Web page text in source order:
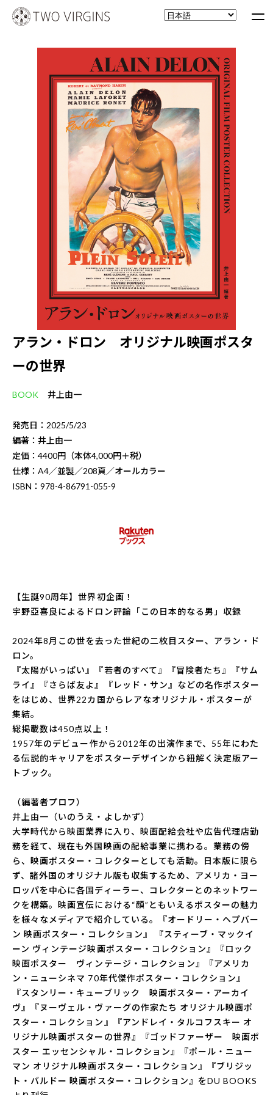
アラン・ドロン オリジナル映画ポスタ
ーの世界
BOOK 井上由一
発売日：2025/5/23
編著：井上由一
定価：4400円（本体4,000円＋税）
仕様：A4／並製／208頁／オールカラー
ISBN：978-4-86791-055-9
【生誕90周年】世界初企画！
宇野亞喜良によるドロン評論「この日本的なる男」収録
2024年8月この世を去った世紀の二枚目スター、アラン・ド
ロン。
『太陽がいっぱい』『若者のすべて』『冒険者たち』『サム
ライ』『さらば友よ』『レッド・サン』などの名作ポスター
をはじめ、世界22カ国からレアなオリジナル・ポスターが
集結。
総掲載数は450点以上！
1957年のデビュー作から2012年の出演作まで、55年にわた
る伝説的キャリアをポスターデザインから紐解く決定版アー
トブック。
（編著者プロフ）
井上由一（いのうえ・よしかず）
大学時代から映画業界に入り、映画配給会社や広告代理店勤
務を経て、現在も外国映画の配給事業に携わる。業務の傍
ら、映画ポスター・コレクターとしても活動。日本版に限ら
ず、諸外国のオリジナル版も収集するため、アメリカ・ヨー
ロッパを中心に各国ディーラー、コレクターとのネットワー
クを構築。映画宣伝における“顔”ともいえるポスターの魅力
を様々なメディアで紹介している。『オードリー・ヘプバー
ン 映画ポスター・コレクション』 『スティーブ・マックイ
ーン ヴィンテージ映画ポスター・コレクション』『ロック
映画ポスター ヴィンテージ・コレクション』『アメリカ
ン・ニューシネマ 70年代傑作ポスター・コレクション』
『スタンリー・キューブリック 映画ポスター・アーカイ
ヴ』『ヌーヴェル・ヴァーグの作家たち オリジナル映画ポ
スター・コレクション』『アンドレイ・タルコフスキー オ
リジナル映画ポスターの世界』『ゴッドファーザー 映画ポ
スター エッセンシャル・コレクション』『ポール・ニュー
マン オリジナル映画ポスター・コレクション』『ブリジッ
ト・バルドー 映画ポスター・コレクション』をDU BOOKS